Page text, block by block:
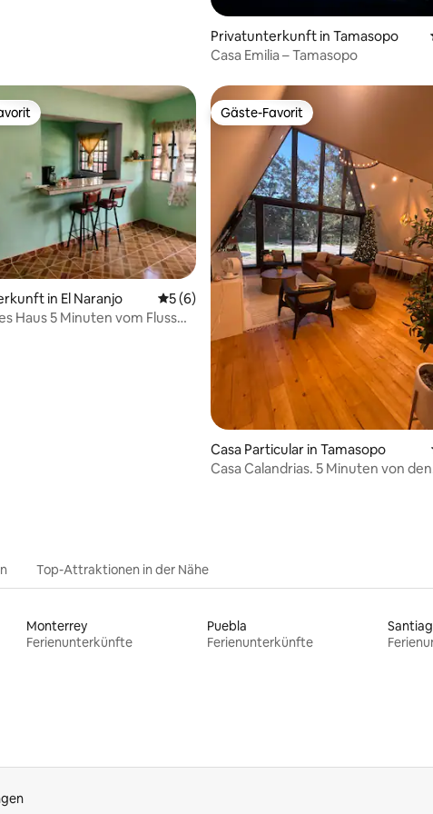
Privatunterkunft in Tamasopo
Casa Emilia – Tamasopo
4,83 von 5, 40 Bewertungen
in El Naranjo Durchschnittliche Bewertung: 5 von 5, 6
5 (6)
Haus 5 Minuten vom Fluss
Gäste-Favorit
Gäste-Favorit
Casa Particular in Tamasopo
Casa Calandrias. 5 Minuten von den
Top-Attraktionen in der Nähe
Monterrey
Ferienunterkünfte
Puebla
Ferienunterkünfte